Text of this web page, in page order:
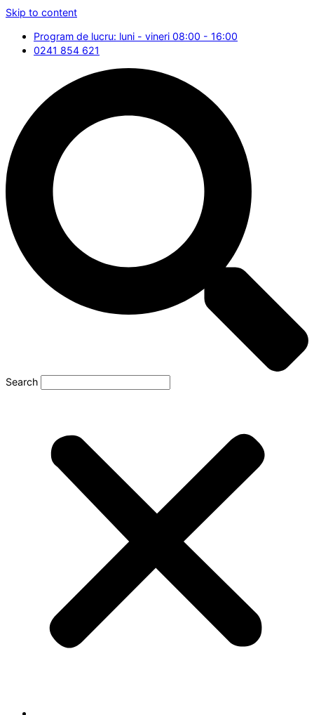
Skip to content
Program de lucru: luni - vineri 08:00 - 16:00
0241 854 621
Search